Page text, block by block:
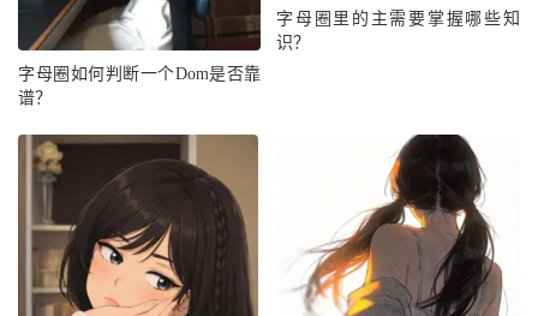
字母圈如何判断一个Dom是否靠
谱？
字母圈里的主需要掌握哪些知
识？